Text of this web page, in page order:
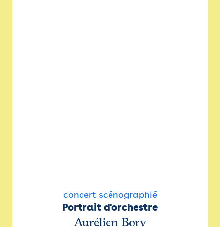
concert scénographié
Portrait d'orchestre
Aurélien Bory